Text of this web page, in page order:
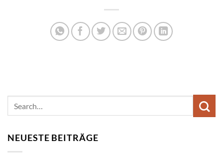
NEUESTE BEITRÄGE